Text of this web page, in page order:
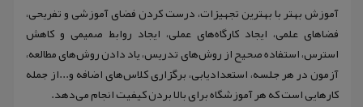
آموزش بهتر با بهترین تجهیزات، درست کردن فضای آموزشی و تفریحی،
فضاهای علمی، ایجاد کارگاه‌های عملی، ایجاد روابط صمیمی و کاهش
استرس، استفاده صحیح از روش‌های تدریس، یاد دادن روش‌های مطالعه،
آزمون در هر جلسه، استعدادیابی، برگزاری کلاس‌های اضافه و...از جمله
کارهایی است که هر آموزشگاه برای بالا بردن کیفیت انجام می‌دهد.